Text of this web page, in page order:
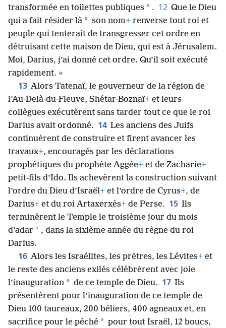
transformée en toilettes publiques * . 12 Que le Dieu
qui a fait résider là * son nom+ renverse tout roi et
peuple qui tenterait de transgresser cet ordre en
détruisant cette maison de Dieu, qui est à Jérusalem.
Moi, Darius, j’ai donné cet ordre. Qu’il soit exécuté
rapidement. »
13 Alors Tatenaï, le gouverneur de la région de
l’Au-Delà-du-Fleuve, Shétar-Boznaï+ et leurs
collègues exécutèrent sans tarder tout ce que le roi
Darius avait ordonné. 14 Les anciens des Juifs
continuèrent de construire et firent avancer les
travaux+, encouragés par les déclarations
prophétiques du prophète Aggée+ et de Zacharie+
petit-fils d’Ido. Ils achevèrent la construction suivant
l’ordre du Dieu d’Israël+ et l’ordre de Cyrus+, de
Darius+ et du roi Artaxerxès+ de Perse. 15 Ils
terminèrent le Temple le troisième jour du mois
d’adar * , dans la sixième année du règne du roi
Darius.
16 Alors les Israélites, les prêtres, les Lévites+ et
le reste des anciens exilés célébrèrent avec joie
l’inauguration * de ce temple de Dieu. 17 Ils
présentèrent pour l’inauguration de ce temple de
Dieu 100 taureaux, 200 béliers, 400 agneaux et, en
sacrifice pour le péché * pour tout Israël, 12 boucs,